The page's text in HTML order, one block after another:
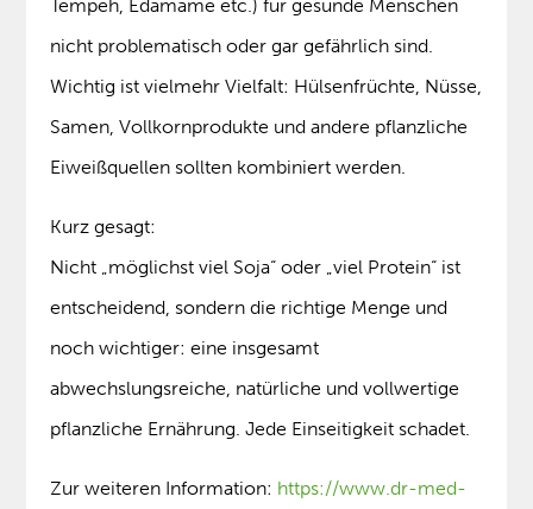
Tempeh, Edamame etc.) für gesunde Menschen
nicht problematisch oder gar gefährlich sind.
Wichtig ist vielmehr Vielfalt: Hülsenfrüchte, Nüsse,
Samen, Vollkornprodukte und andere pflanzliche
Eiweißquellen sollten kombiniert werden.
Kurz gesagt:
Nicht „möglichst viel Soja“ oder „viel Protein“ ist
entscheidend, sondern die richtige Menge und
noch wichtiger: eine insgesamt
abwechslungsreiche, natürliche und vollwertige
pflanzliche Ernährung. Jede Einseitigkeit schadet.
Zur weiteren Information: https://www.dr-med-